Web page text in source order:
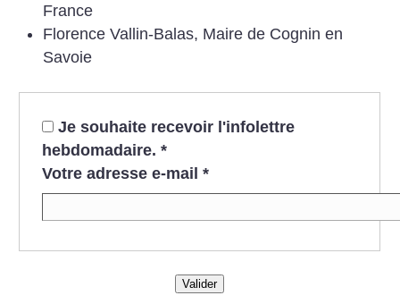
France
Florence Vallin-Balas, Maire de Cognin en
Savoie
Je souhaite recevoir l'infolettre
hebdomadaire. *
Votre adresse e-mail *
Valider